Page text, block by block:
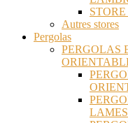
STORE
Autres stores
Pergolas
PERGOLAS